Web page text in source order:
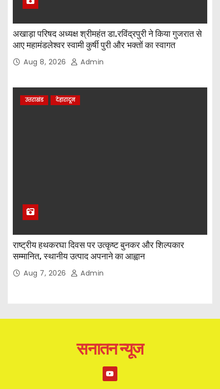
अखाड़ा परिषद अध्यक्ष श्रीमहंत डा.रविंद्रपुरी ने किया गुजरात से
आए महामंडलेश्वर स्वामी कुर्षी पुरी और भक्तों का स्वागत
Aug 8, 2026 Admin
उत्तराखंड देहारादून
राष्ट्रीय हथकरघा दिवस पर उत्कृष्ट बुनकर और शिल्पकार
सम्मानित, स्थानीय उत्पाद अपनाने का आह्वान
Aug 7, 2026 Admin
सनातन न्यूज